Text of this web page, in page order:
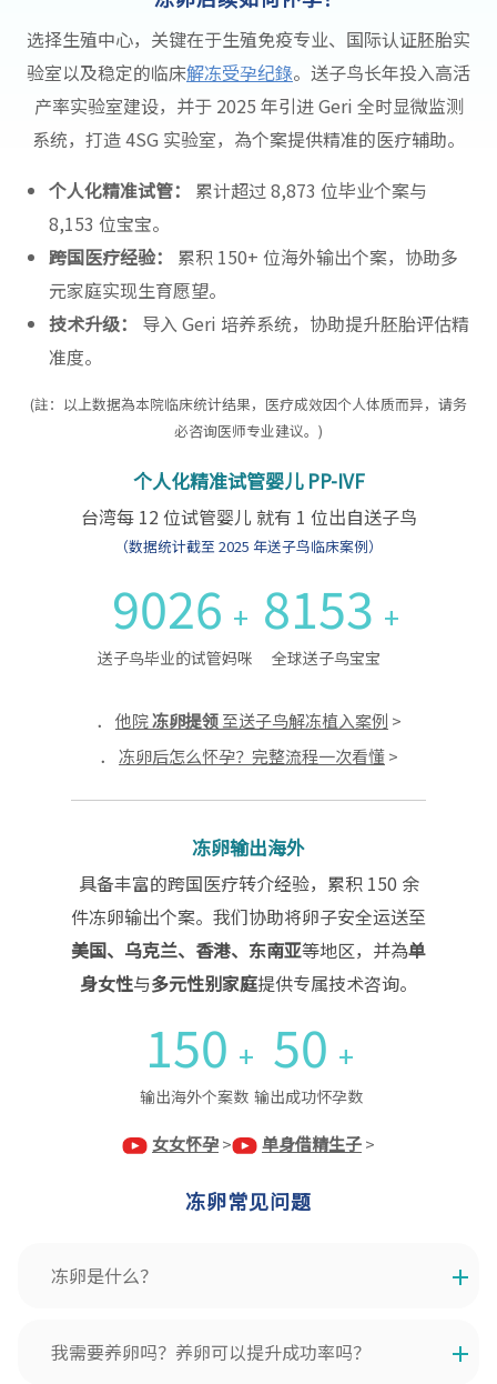
选择生殖中心，关键在于生殖免疫专业、国际认证胚胎实
验室以及稳定的临床解冻受孕纪錄。送子鸟长年投入高活
产率实验室建设，并于 2025 年引进 Geri 全时显微监测
系统，打造 4SG 实验室，為个案提供精准的医疗辅助。
个人化精准试管：
累计超过 8,873 位毕业个案与
8,153 位宝宝。
跨国医疗经验：
累积 150+ 位海外输出个案，协助多
元家庭实现生育愿望。
技术升级：
导入 Geri 培养系统，协助提升胚胎评估精
准度。
(註：以上数据為本院临床统计结果，医疗成效因个人体质而异，请务
必咨询医师专业建议。)
个人化精准试管婴儿 PP-IVF
台湾每 12 位试管婴儿 就有 1 位出自送子鸟
（数据统计截至 2025 年送子鸟临床案例）
9026 +
送子鸟毕业的试管妈咪
8153 +
全球送子鸟宝宝
． 他院冻卵提领至送子鸟解冻植入案例 >
． 冻卵后怎么怀孕？完整流程一次看懂>
冻卵输出海外
具备丰富的跨国医疗转介经验，累积 150 余
件冻卵输出个案。我们协助将卵子安全运送至
美国、乌克兰、香港、东南亚等地区，并為单
身女性与多元性别家庭提供专属技术咨询。
150 +
输出海外个案数
50 +
输出成功怀孕数
女女怀孕> 单身借精生子>
冻卵常见问题
冻卵是什么？
我需要养卵吗？养卵可以提升成功率吗？